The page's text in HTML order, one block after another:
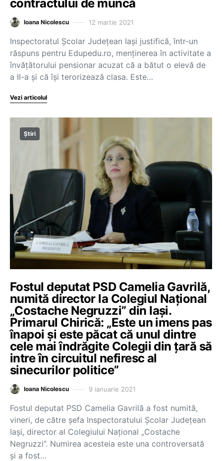
contractului de muncă
Ioana Nicolescu 12 martie 2021
Inspectoratul Școlar Județean Iași justifică, într-un
răspuns pentru Edupedu.ro, menținerea în activitate a
învățătorului pensionar acuzat că a bătut o elevă de
a II-a și că își terorizează clasa. Este…
Vezi articolul
Știri
Fostul deputat PSD Camelia Gavrilă,
numită director la Colegiul Național
„Costache Negruzzi” din Iași.
Primarul Chirică: „Este un imens pas
înapoi şi este păcat că unul dintre
cele mai îndrăgite Colegii din ţară să
intre în circuitul nefiresc al
sinecurilor politice”
Ioana Nicolescu 9 ianuarie 2021
Fostul deputat PSD Camelia Gavrilă a fost numită,
vineri, de către șefa Inspectoratului Școlar Județean
Iași, director al Colegiului Național „Costache
Negruzzi”. Numirea acesteia este una controversată
și a fost…